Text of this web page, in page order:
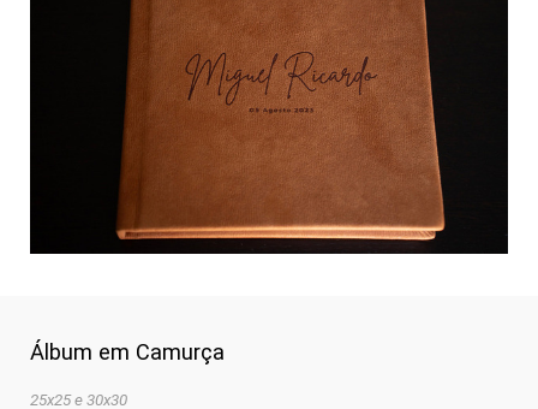
Álbum em Camurça
25x25 e 30x30